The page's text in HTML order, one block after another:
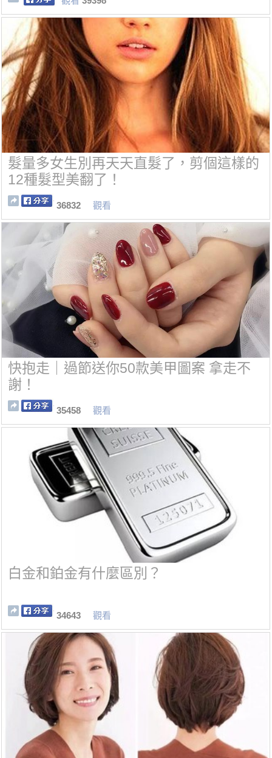
髮量多女生別再天天直髮了，剪個這樣的
12種髮型美翻了！
36832 觀看
快抱走｜過節送你50款美甲圖案 拿走不
謝！
35458 觀看
白金和鉑金有什麼區別？
34643 觀看